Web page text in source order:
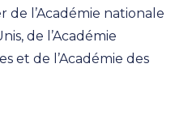
l’Académie nationale
de l’Académie
et de l’Académie des